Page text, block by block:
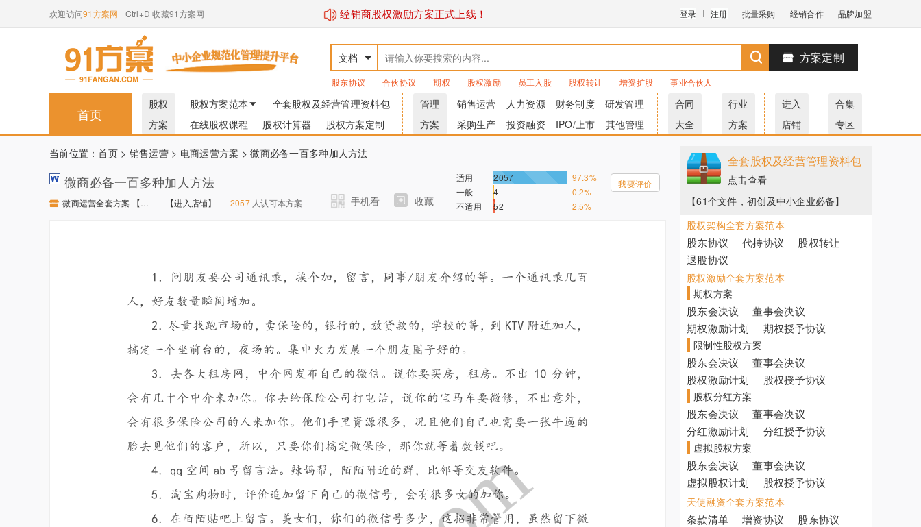
经销商股权激励方案正式上线！
欢迎访问91方案网 Ctrl+D 收藏91方案网 登录 注册 批量采购 经销合作 品牌加盟
文档
股东协议 合伙协议 期权 股权激励 员工入股 股权转让 增资扩股 事业合伙人
方案定制
首页
股权
方案
股权方案范本
全套股权及经营管理资料包
在线股权课程
股权计算器 股权方案定制
管理
方案
销售运营 人力资源 财务制度
研发管理
采购生产
投资融资 IPO/上市 其他管理
合同
大全
行业
方案
进入
店铺
合集
专区
当前位置：首页> 销售运营> 电商运营方案 > 微商必备一百多种加人方法
微商必备一百多种加人方法
微商运营全套方案 【进入店铺】 【进入店铺】 2057人认可本方案 手机看 收藏
适用 2057
97.3%
一般
4
0.2%
不适用
52 2.5%
我要评价
全套股权及经营管理资料包
点击查看
【61个文件，初创及中小企业必备】
股权架构全套方案范本
股东协议 代持协议
股权转让
退股协议
股权激励全套方案范本
期权方案
股东会决议
董事会决议
期权激励计划
期权授予协议
限制性股权方案
股东会决议
董事会决议
股权激励计划
股权授予协议
股权分红方案
股东会决议
董事会决议
分红激励计划
分红授予协议
虚拟股权方案
股东会决议
董事会决议
虚拟股权计划
股权授予协议
天使融资全套方案范本
条款清单 增资协议
股东协议